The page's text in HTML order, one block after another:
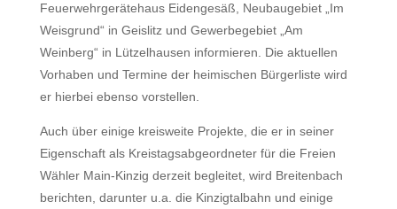
Feuerwehrgerätehaus Eidengesäß, Neubaugebiet „Im
Weisgrund“ in Geislitz und Gewerbegebiet „Am
Weinberg“ in Lützelhausen informieren. Die aktuellen
Vorhaben und Termine der heimischen Bürgerliste wird
er hierbei ebenso vorstellen.
Auch über einige kreisweite Projekte, die er in seiner
Eigenschaft als Kreistagsabgeordneter für die Freien
Wähler Main-Kinzig derzeit begleitet, wird Breitenbach
berichten, darunter u.a. die Kinzigtalbahn und einige